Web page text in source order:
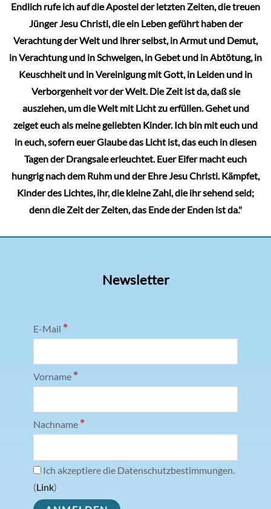
Endlich rufe ich auf die Apostel der letzten Zeiten, die treuen
Jünger Jesu Christi, die ein Leben geführt haben der
Verachtung der Welt und ihrer selbst, in Armut und Demut,
in Verachtung und in Schweigen, in Gebet und in Abtötung, in
Keuschheit und in Vereinigung mit Gott, in Leiden und in
Verborgenheit vor der Welt. Die Zeit ist da, daß sie
ausziehen, um die Welt mit Licht zu erfüllen. Gehet und
zeiget euch als meine geliebten Kinder. Ich bin mit euch und
in euch, sofern euer Glaube das Licht ist, das euch in diesen
Tagen der Drangsale erleuchtet. Euer Eifer macht euch
hungrig nach dem Ruhm und der Ehre Jesu Christi. Kämpfet,
Kinder des Lichtes, ihr, die kleine Zahl, die ihr sehend seid;
denn die Zeit der Zeiten, das Ende der Enden ist da."
Newsletter
E-Mail *
Vorname *
Nachname *
Ich akzeptiere die Datenschutzbestimmungen.
(Link)